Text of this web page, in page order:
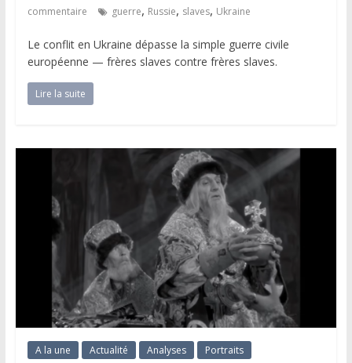
commentaire
guerre, Russie, slaves, Ukraine
Le conflit en Ukraine dépasse la simple guerre civile
européenne — frères slaves contre frères slaves.
Lire la suite
A la une Actualité Analyses Portraits